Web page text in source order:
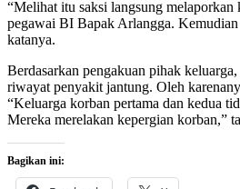
“Melihat itu saksi langsung melaporkan
pegawai BI Bapak Arlangga.
katanya.
Berdasarkan pengakuan pihak
riwayat penyakit jantung. Oleh
“Keluarga korban pertama dan kedua
Mereka merelakan kepergian korban,”
Bagikan ini: